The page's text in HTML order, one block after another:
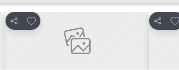
Partager
Ajouter à mes favoris